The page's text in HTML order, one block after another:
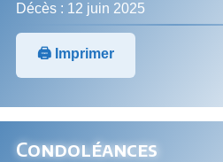
Décès : 12 juin 2025
🖨️ Imprimer
Condoléances